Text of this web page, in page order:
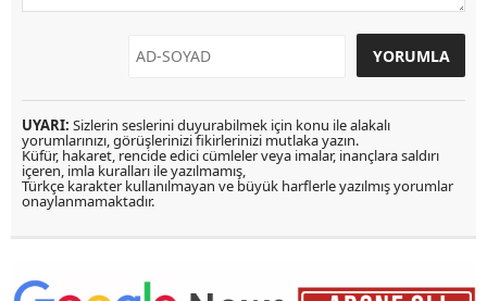
UYARI: Sizlerin seslerini duyurabilmek için konu ile alakalı
yorumlarınızı, görüşlerinizi fikirlerinizi mutlaka yazın.
Küfür, hakaret, rencide edici cümleler veya imalar, inançlara saldırı
içeren, imla kuralları ile yazılmamış,
Türkçe karakter kullanılmayan ve büyük harflerle yazılmış yorumlar
onaylanmamaktadır.